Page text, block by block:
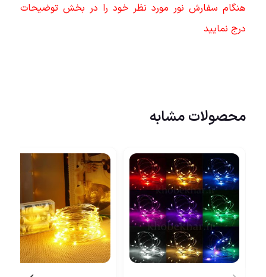
هنگام سفارش نور مورد نظر خود را در بخش توضیحات
درج نمایید
محصولات مشابه